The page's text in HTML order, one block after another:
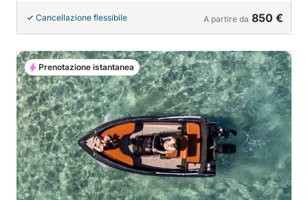
Cancellazione flessibile A partire da 850 €
Prenotazione istantanea